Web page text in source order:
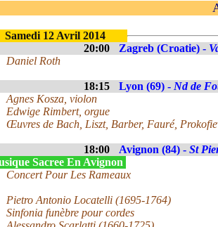
Samedi 12 Avril 2014
20:00
Zagreb (Croatie) -
Daniel Roth
18:15 Lyon (69) - Nd de
Agnes Kosza, violon
Edwige Rimbert, orgue
Œuvres de Bach, Liszt, Barber, Fauré,
18:00 Avignon (84) - St
Sacree En Avignon
Concert Pour Les Rameaux
Pietro Antonio Locatelli (1695-1764)
Sinfonia funèbre pour cordes